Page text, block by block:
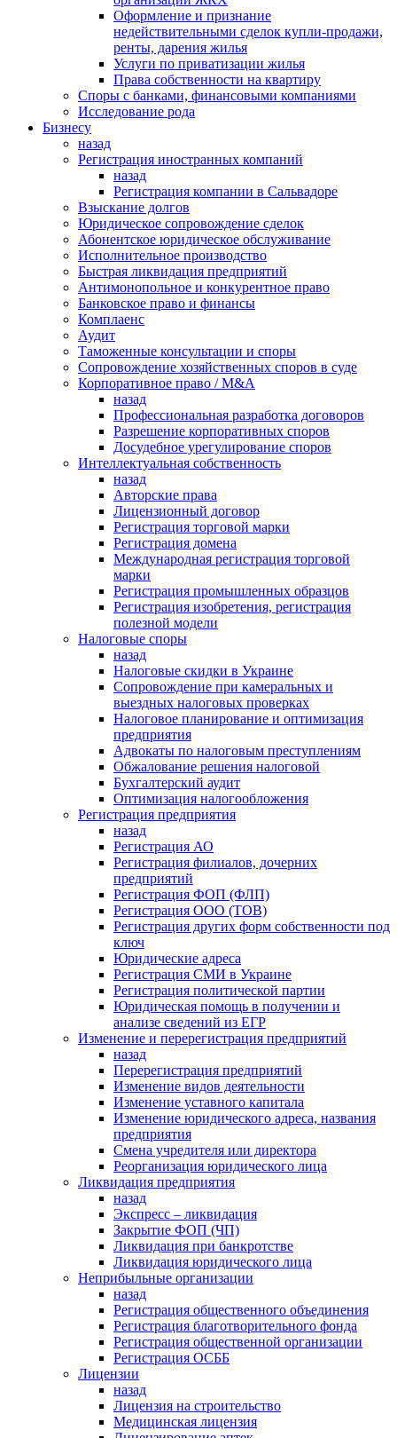
Оформление и признание
недействительными сделок купли-продажи,
ренты, дарения жилья
Услуги по приватизации жилья
Права собственности на квартиру
Cпоры с банками, финансовыми компаниями
Исследование рода
Бизнесу
назад
Регистрация иностранных компаний
назад
Регистрация компании в Сальвадоре
Взыскание долгов
Юридическое сопровождение сделок
Абонентское юридическое обслуживание
Исполнительное производство
Быстрая ликвидация предприятий
Антимонопольное и конкурентное право
Банковское право и финансы
Комплаенс
Аудит
Таможенные консультации и споры
Сопровождение хозяйственных споров в суде
Корпоративное право / M&A
назад
Профессиональная разработка договоров
Разрешение корпоративных споров
Досудебное урегулирование споров
Интеллектуальная собственность
назад
Авторские права
Лицензионный договор
Регистрация торговой марки
Регистрация домена
Международная регистрация торговой
марки
Регистрация промышленных образцов
Регистрация изобретения, регистрация
полезной модели
Налоговые споры
назад
Налоговые скидки в Украине
Сопровождение при камеральных и
выездных налоговых проверках
Налоговое планирование и оптимизация
предприятия
Адвокаты по налоговым преступлениям
Обжалование решения налоговой
Бухгалтерский аудит
Оптимизация налогообложения
Регистрация предприятия
назад
Регистрация АО
Регистрация филиалов, дочерних
предприятий
Регистрация ФОП (ФЛП)
Регистрация ООО (ТОВ)
Регистрация других форм собственности под
ключ
Юридические адреса
Регистрация СМИ в Украине
Регистрация политической партии
Юридическая помощь в получении и
анализе сведений из ЕГР
Изменение и перерегистрация предприятий
назад
Перерегистрация предприятий
Изменение видов деятельности
Изменение уставного капитала
Изменение юридического адреса, названия
предприятия
Смена учредителя или директора
Реорганизация юридического лица
Ликвидация предприятия
назад
Экспресс – ликвидация
Закрытие ФОП (ЧП)
Ликвидация при банкротстве
Ликвидация юридического лица
Неприбыльные организации
назад
Регистрация общественного объединения
Регистрация благотворительного фонда
Регистрация общественной организации
Регистрация ОСББ
Лицензии
назад
Лицензия на строительство
Медицинская лицензия